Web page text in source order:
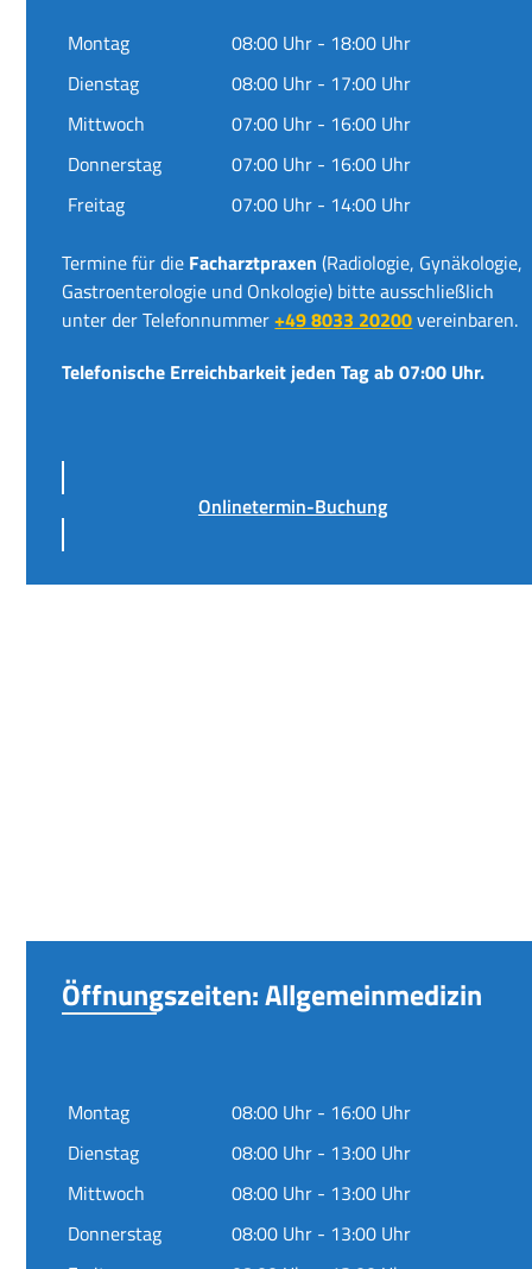
Montag
08:00 Uhr - 18:00 Uhr
Dienstag
08:00 Uhr - 17:00 Uhr
Mittwoch
07:00 Uhr - 16:00 Uhr
Donnerstag
07:00 Uhr - 16:00 Uhr
Freitag
07:00 Uhr - 14:00 Uhr
Termine für die Facharztpraxen (Radiologie, Gynäkologie,
Gastroenterologie und Onkologie) bitte ausschließlich
unter der Telefonnummer+49 8033 20200vereinbaren.
Telefonische Erreichbarkeit jeden Tag ab 07:00 Uhr.
Onlinetermin-Buchung
Öffnungszeiten: Allgemeinmedizin
Montag
08:00 Uhr - 16:00 Uhr
Dienstag
08:00 Uhr - 13:00 Uhr
Mittwoch
08:00 Uhr - 13:00 Uhr
Donnerstag
08:00 Uhr - 13:00 Uhr